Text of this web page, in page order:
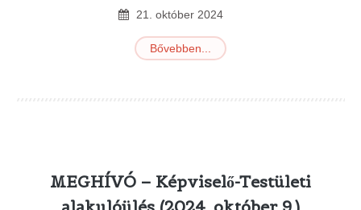
21 október 2024
Bővebben...
MEGHÍVÓ – Képviselő-Testületi